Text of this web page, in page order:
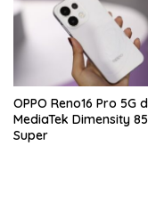
OPPO Reno16 Pro 5G
MediaTek Dimensity
Super